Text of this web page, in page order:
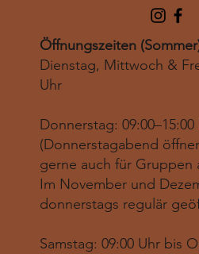
Öffnungszeiten
Dienstag, Mittwoch &
Uhr
Donnerstag: 09:00–15:00
(Donnerstagabend
gerne auch für Gruppen
Im November und
donnerstags regulär
Samstag: 09:00 Uhr bis